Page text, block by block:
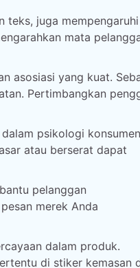
teks, juga mempengaruhi
mata
asosiasi yang kuat.
Pertimbangkan
psikologi
atau berserat dapat
pelanggan
merek Anda
dalam produk.
di stiker kemasan